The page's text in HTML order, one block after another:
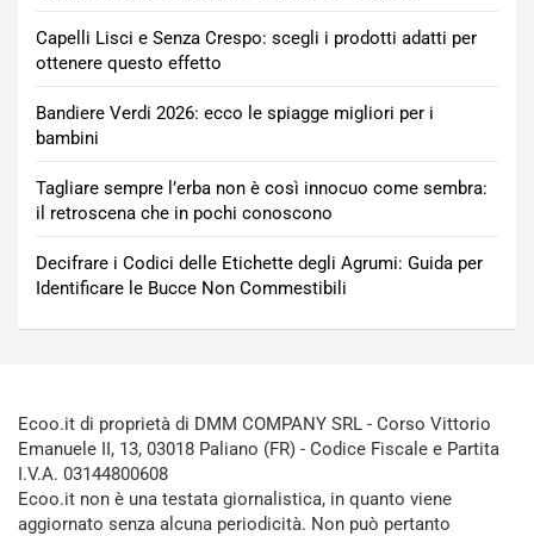
Capelli Lisci e Senza Crespo: scegli i prodotti adatti per
ottenere questo effetto
Bandiere Verdi 2026: ecco le spiagge migliori per i
bambini
Tagliare sempre l’erba non è così innocuo come sembra:
il retroscena che in pochi conoscono
Decifrare i Codici delle Etichette degli Agrumi: Guida per
Identificare le Bucce Non Commestibili
Ecoo.it di proprietà di DMM COMPANY SRL - Corso Vittorio
Emanuele II, 13, 03018 Paliano (FR) - Codice Fiscale e Partita
I.V.A. 03144800608
Ecoo.it non è una testata giornalistica, in quanto viene
aggiornato senza alcuna periodicità. Non può pertanto